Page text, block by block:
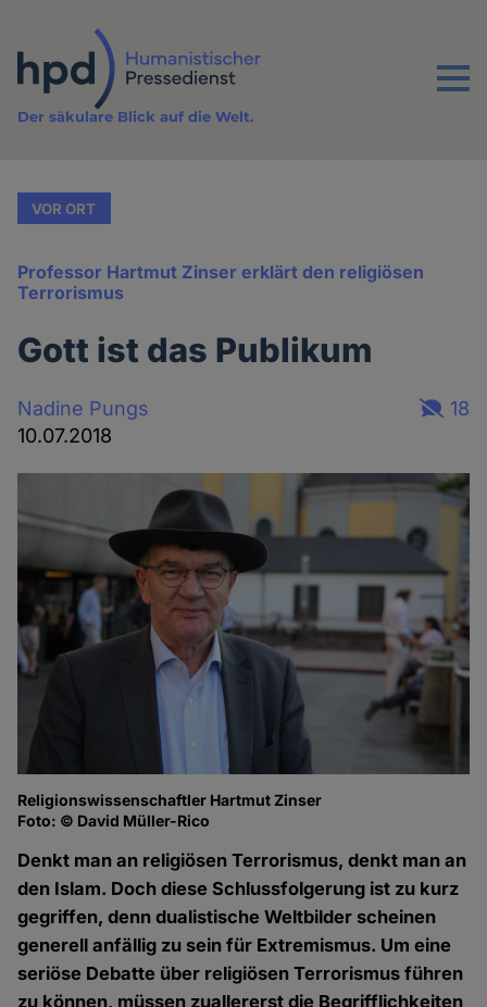
Inhalt
Menu
Der säkulare Blick auf die Welt.
VOR ORT
Professor Hartmut Zinser erklärt den religiösen
Terrorismus
Gott ist das Publikum
Nadine Pungs
10.07.2018
18
Religionswissenschaftler Hartmut Zinser
Foto: © David Müller-Rico
Denkt man an religiösen Terrorismus, denkt man an
den Islam. Doch diese Schlussfolgerung ist zu kurz
gegriffen, denn dualistische Weltbilder scheinen
generell anfällig zu sein für Extremismus. Um eine
seriöse Debatte über religiösen Terrorismus führen
zu können, müssen zuallererst die Begrifflichkeiten